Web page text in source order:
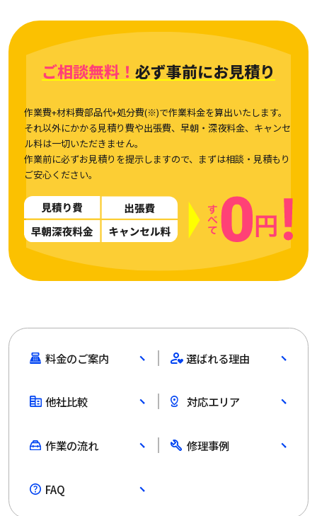
ご相談無料！ 必ず事前にお見積り
作業費+材料費部品代+処分費(※)で作業料金を算出いたします。
それ以外にかかる見積り費や出張費、早朝・深夜料金、キャンセ
ル料は一切いただきません。
作業前に必ずお見積りを提示しますので、まずは相談・見積もり
ご安心ください。
料金のご案内 選ばれる理由
他社比較 対応エリア
作業の流れ 修理事例
FAQ